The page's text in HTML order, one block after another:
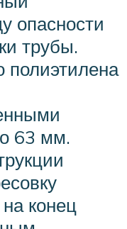
опасности
трубы.
полиэтилена
63 мм.
конец